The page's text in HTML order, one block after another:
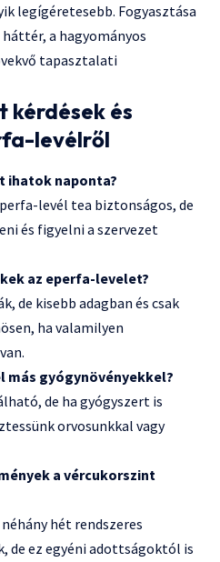
legígéretesebb. Fogyasztása
a hagyományos
tapasztalati
kérdések és
levélről
ihatok naponta?
levél tea biztonságos, de
és figyelni a szervezet
az eperfa-levelet?
de kisebb adagban és csak
ha valamilyen
más gyógynövényekkel?
de ha gyógyszert is
orvosunkkal vagy
a vércukorszint
hét rendszeres
de ez egyéni adottságoktól is